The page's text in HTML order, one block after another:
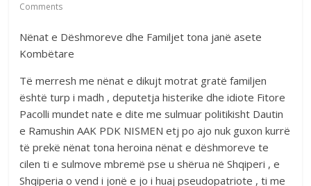
Comments
Nënat e Dëshmoreve dhe Familjet tona janë asete
Kombëtare
Të merresh me nënat e dikujt motrat gratë familjen
është turp i madh , deputetja histerike dhe idiote Fitore
Pacolli mundet nate e dite me sulmuar politikisht Dautin
e Ramushin AAK PDK NISMEN etj po ajo nuk guxon kurrë
të prekë nënat tona heroina nënat e dëshmoreve te
cilen ti e sulmove mbremë pse u shërua në Shqiperi , e
Shqiperia o vend i jonë e jo i huaj pseudopatriote , ti me